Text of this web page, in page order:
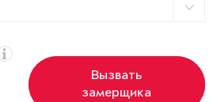
Вызвать
замерщика